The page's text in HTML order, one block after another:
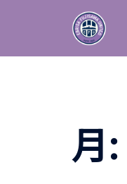
月: